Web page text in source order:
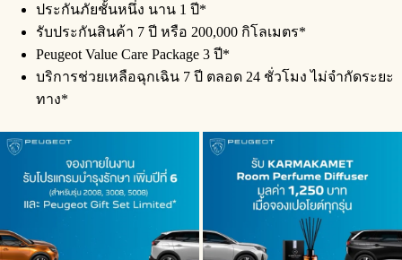
ประกันภัยชั้นหนึ่ง นาน 1 ปี*
รับประกันสินค้า 7 ปี หรือ 200,000 กิโลเมตร*
Peugeot Value Care Package 3 ปี*
บริการช่วยเหลือฉุกเฉิน 7 ปี ตลอด 24 ชั่วโมง ไม่จำกัดระยะ
ทาง*